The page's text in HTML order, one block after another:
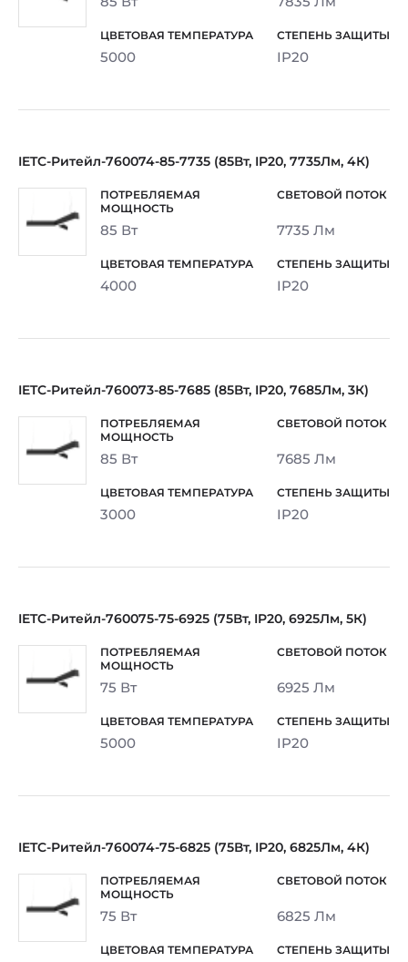
5000 IP20
IETC-Ритейл-760074-85-7735 (85Вт, IP20, 7735Лм, 4К)
85 Вт 7735 Лм
4000 IP20
IETC-Ритейл-760073-85-7685 (85Вт, IP20, 7685Лм, 3К)
85 Вт 7685 Лм
3000 IP20
IETC-Ритейл-760075-75-6925 (75Вт, IP20, 6925Лм, 5К)
75 Вт 6925 Лм
5000 IP20
IETC-Ритейл-760074-75-6825 (75Вт, IP20, 6825Лм, 4К)
75 Вт 6825 Лм